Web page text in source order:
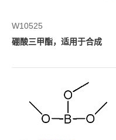
W10525
硼酸三甲酯，适用于合成